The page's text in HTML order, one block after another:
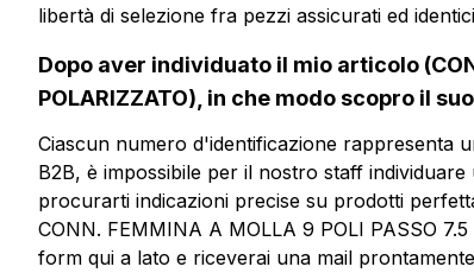
CONN. FEMMINA A
libertà di selezione fra pezzi assicurati ed
Dopo aver individuato il mio articolo
POLARIZZATO), in che modo scopro il
Ciascun numero d'identificazione rappresenta
B2B, è impossibile per il nostro staff
procurarti indicazioni precise su prodotti
CONN. FEMMINA A MOLLA 9 POLI PASSO
form qui a lato e riceverai una mail